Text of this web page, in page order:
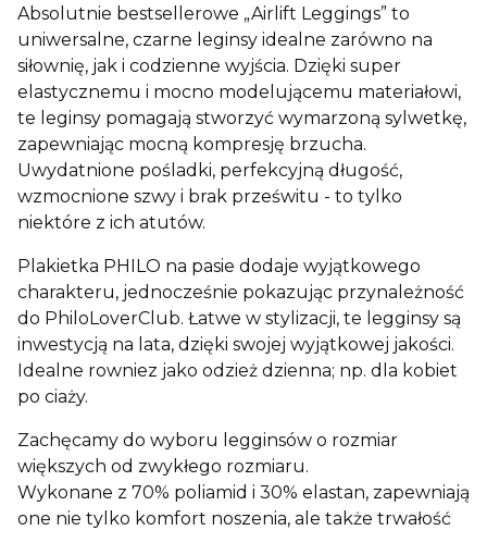
Absolutnie bestsellerowe „Airlift Leggings” to
uniwersalne, czarne leginsy idealne zarówno na
siłownię, jak i codzienne wyjścia. Dzięki super
elastycznemu i mocno modelującemu materiałowi,
te leginsy pomagają stworzyć wymarzoną sylwetkę,
zapewniając mocną kompresję brzucha.
Uwydatnione pośladki, perfekcyjną długość,
wzmocnione szwy i brak prześwitu - to tylko
niektóre z ich atutów.
Plakietka PHILO na pasie dodaje wyjątkowego
charakteru, jednocześnie pokazując przynależność
do PhiloLoverClub. Łatwe w stylizacji, te legginsy są
inwestycją na lata, dzięki swojej wyjątkowej jakości.
Idealne rowniez jako odzież dzienna; np. dla kobiet
po ciaży.
Zachęcamy do wyboru legginsów o rozmiar
większych od zwykłego rozmiaru.
Wykonane z 70% poliamid i 30% elastan, zapewniają
one nie tylko komfort noszenia, ale także trwałość